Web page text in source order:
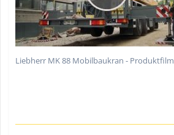
Liebherr MK 88 Mobilbaukran - Produktfilm